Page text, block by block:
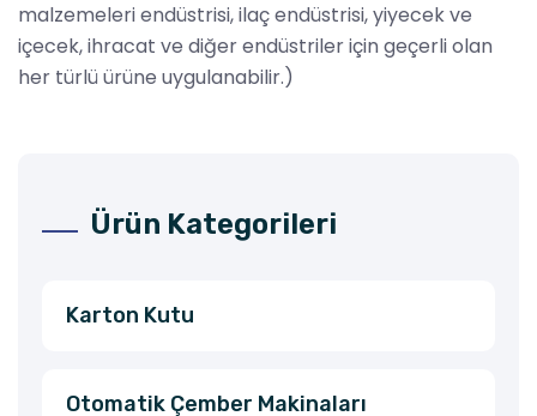
malzemeleri endüstrisi, ilaç endüstrisi, yiyecek ve
içecek, ihracat ve diğer endüstriler için geçerli olan
her türlü ürüne uygulanabilir.)
Ürün Kategorileri
Karton Kutu
Otomatik Çember Makinaları